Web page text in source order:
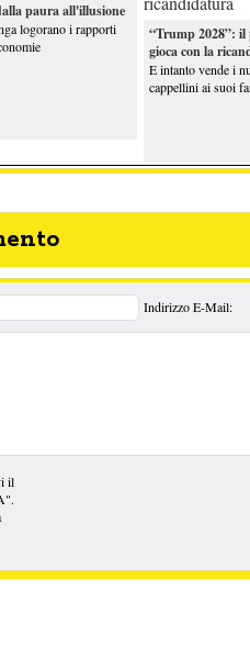
paura all'illusione
logorano i rapporti
“Trump 2028”: il
gioca con la
E intanto vende i
cappellini ai suoi
Indirizzo E-Mail:
il